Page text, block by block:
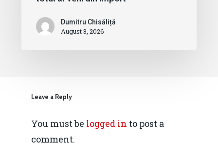
Dumitru Chisăliță
August 3, 2026
Leave a Reply
You must be logged in to post a
comment.